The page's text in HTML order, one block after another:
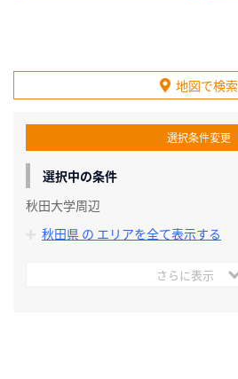
地図で検索
選択条件変更
選択中の条件
秋田大学周辺
秋田県 の エリアを全て表示する
さらに表示